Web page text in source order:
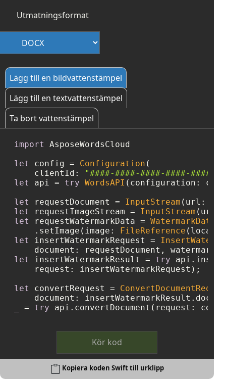
Utmatningsformat
Lägg till en bildvattenstämpel
Lägg till en textvattenstämpel
Ta bort vattenstämpel
import
AsposeWordsCloud
let
config = Configuration (
    clientId:
"####-####-####-####-####"
let
api = try WordsAPI (configuration:
let
requestDocument = InputStream (url:
let
requestImageStream = InputStream (url:
let
requestWatermarkData =
    .setImage(image:
FileReference
let
insertWatermarkRequest =
let
insertWatermarkResult = try
    request: insertWatermarkRequest);
let
convertRequest =
document:
= try api.convertDocument(request:
Kör kod
Kopiera koden Swift till urklipp